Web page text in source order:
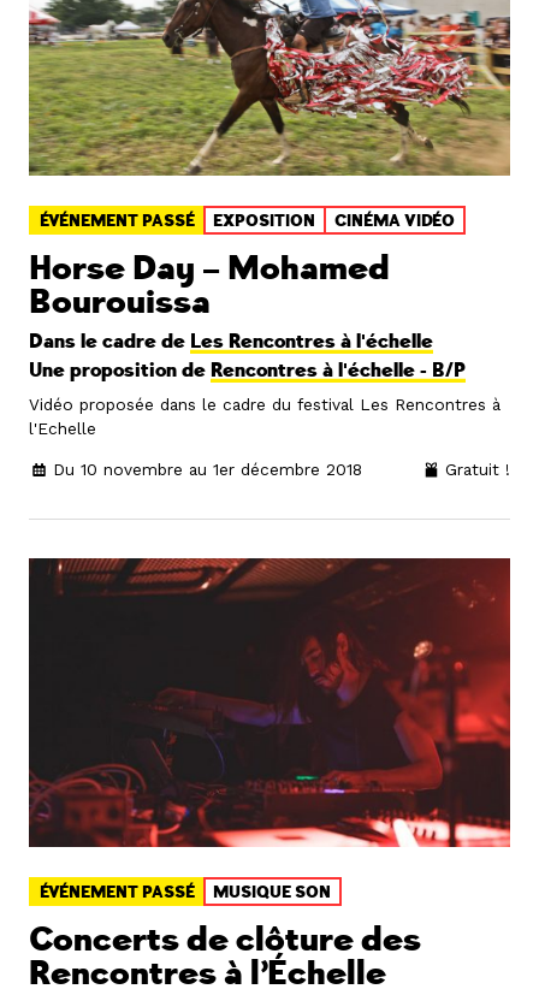
ÉVÉNEMENT PASSÉ EXPOSITION CINÉMA VIDÉO
Horse Day – Mohamed
Bourouissa
Dans le cadre de Les Rencontres à l'échelle
Une proposition de Rencontres à l'échelle - B/P
Vidéo proposée dans le cadre du festival Les Rencontres à
l'Echelle
Du 10 novembre au 1er décembre 2018 Gratuit !
ÉVÉNEMENT PASSÉ MUSIQUE SON
Concerts de clôture des
Rencontres à l’Échelle